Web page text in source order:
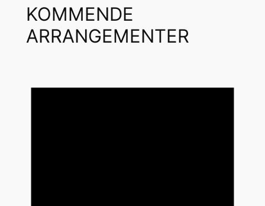
KOMMENDE
ARRANGEMENTER